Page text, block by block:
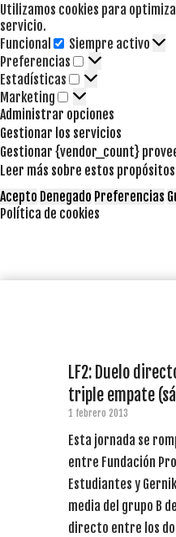
Utilizamos cookies para
servicio.
Funcional
Funcional
Siempre activo
Preferencias
Preferencias
Estadísticas Estadísticas
Marketing Marketing
Administrar opciones
Gestionar los servicios
Gestionar {vendor_count}
Leer más sobre estos propósitos
Acepto Denegado Preferencias
Política de cookies
LF2: Duelo
triple empate
1 febrero 2013
Esta jornada se
entre Fundación
Estudiantes y
media del grupo B
directo entre los